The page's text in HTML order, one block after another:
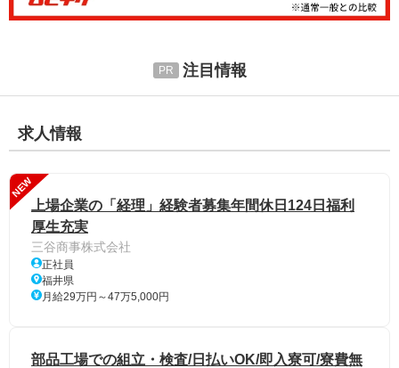
注目情報
求人情報
NEW
上場企業の「経理」経験者募集年間休日124日福利
厚生充実
三谷商事株式会社
正社員
福井県
月給29万円～47万5,000円
部品工場での組立・検査/日払いOK/即入寮可/寮費無